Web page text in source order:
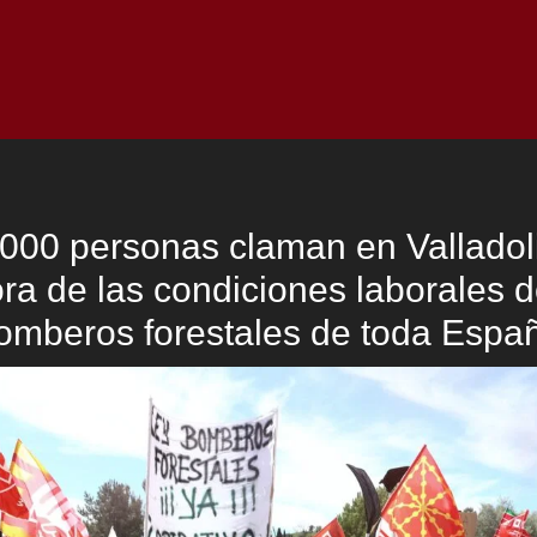
personas claman en
de las condiciones laborales
forestales de toda